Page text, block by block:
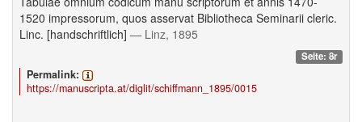
1520 impressorum, quos asservat Bibliotheca Seminarii cleric.
Linc. [handschriftlich] — Linz, 1895
Seite: 8r
Permalink:
https://manuscripta.at/diglit/schiffmann_1895/0015